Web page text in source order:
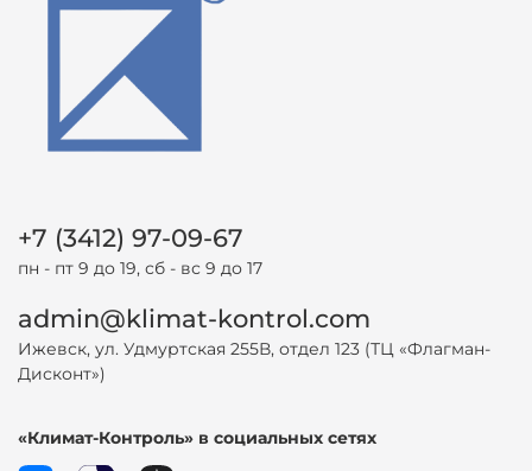
+7 (3412) 97-09-67
пн - пт 9 до 19, сб - вс 9 до 17
admin@klimat-kontrol.com
Ижевск, ул. Удмуртская 255В, отдел 123 (ТЦ «Флагман-
Дисконт»)
«Климат-Контроль» в социальных сетях